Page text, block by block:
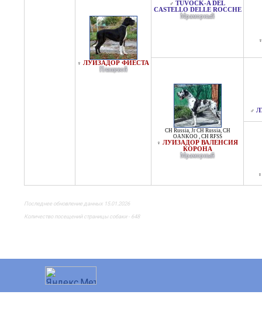
♀ ЛУИЗАДОР ФИЕСТА
Плащевой
♂ TUVOCK-A DEL
CASTELLO DELLE ROCCHE
Мраморный
♀
CH Russia, Jr CH Russia, CH
OANKOO , CH RFSS
♀ ЛУИЗАДОР ВАЛЕНСИЯ
КОРОНА
Мраморный
♂
♀
Последнее обновление данных 15.01.2026
Количество посещений страницы собаки - 648